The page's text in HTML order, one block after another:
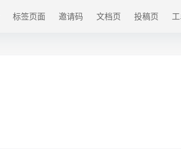
标签页面 邀请码 文档页 投稿页